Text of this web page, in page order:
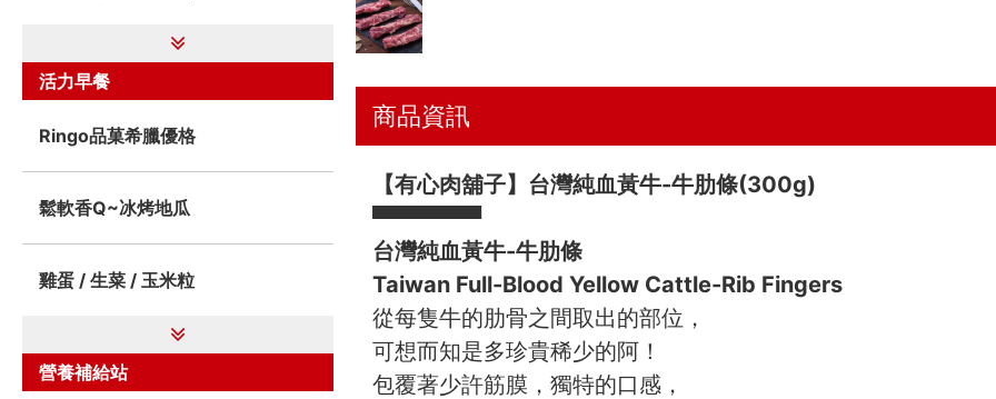
商品資訊
【有心肉舖子】台灣純血黃牛-牛肋條(300g)
▀▀▀▀▀▀▀
台灣純血黃牛-牛肋條
Taiwan Full-Blood Yellow Cattle-Rib Fingers
從每隻牛的肋骨之間取出的部位，
可想而知是多珍貴稀少的阿！
包覆著少許筋膜，獨特的口感，
活力早餐
Ringo品菓希臘優格
鬆軟香Q~冰烤地瓜
雞蛋 / 生菜 / 玉米粒
營養補給站